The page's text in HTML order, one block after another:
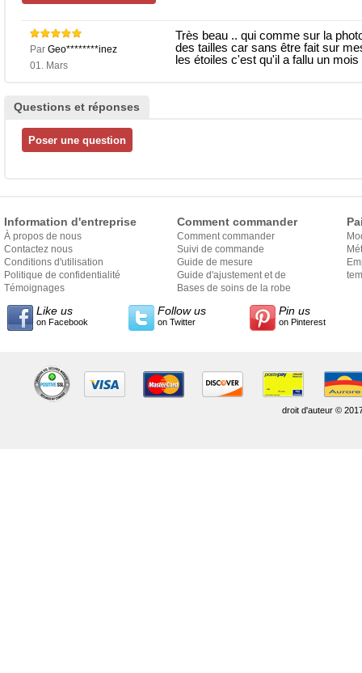
Par Geo********inez
01. Mars
Très beau .. qui comme sur la
des tailles car sans être fait sur
les étoiles c'est qu'il a fallu un
Questions et réponses
Information d'entreprise
À propos de nous
Contactez nous
Conditions d'utilisation
Politique de confidentialité
Témoignages
Comment commander
Comment commander
Suivi de commande
Guide de mesure
Guide d'ajustement et de
style
Bases de soins de la robe
Like us
on Facebook
Follow us
on Twitter
Pin us
on Pinterest
droit d'auteur ©